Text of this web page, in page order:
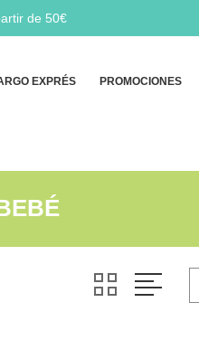
de 50€
EXPRÉS PROMOCIONES